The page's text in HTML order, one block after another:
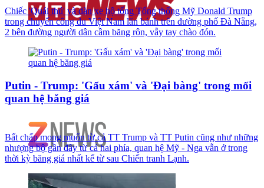
Chiếc 'Quái thú' và dàn xe hộ tống Tổng thống Mỹ Donald Trump
trong chuyến công du Việt Nam lăn bánh trên đường phố Đà Nẵng,
2 bên đường người dân cầm băng rôn, vẫy tay chào đón.
Putin - Trump: 'Gấu xám' và 'Đại bàng' trong mối
quan hệ băng giá
Bất chấp mong muốn từ cả TT Trump và TT Putin cũng như những
nhượng bộ gần đây từ cả hai phía, quan hệ Mỹ - Nga vẫn ở trong
thời kỳ băng giá nhất kể từ sau Chiến tranh Lạnh.